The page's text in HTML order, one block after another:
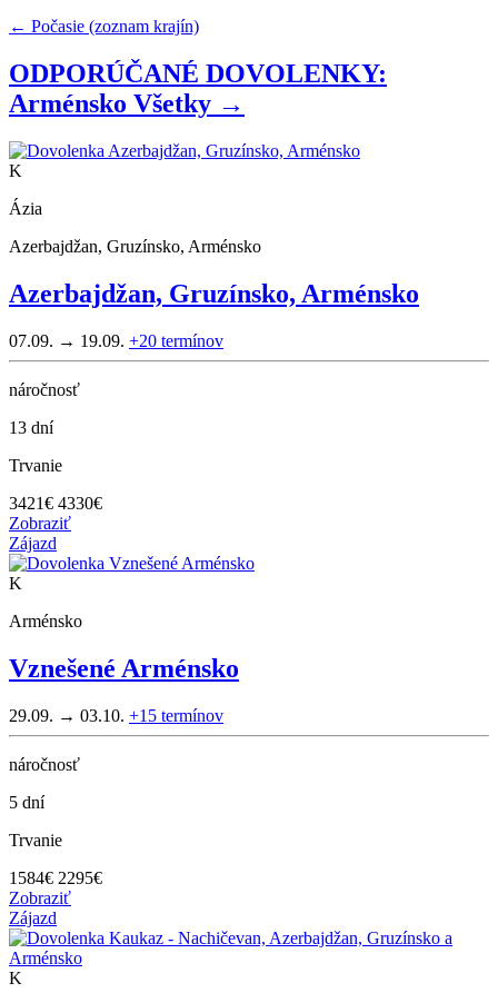
← Počasie (zoznam krajín)
ODPORÚČANÉ DOVOLENKY:
Arménsko Všetky →
K
Ázia
Azerbajdžan, Gruzínsko, Arménsko
Azerbajdžan, Gruzínsko, Arménsko
07.09. → 19.09. +20 termínov
náročnosť
13 dní
Trvanie
3421€ 4330€
Zobraziť
Zájazd
K
Arménsko
Vznešené Arménsko
29.09. → 03.10. +15 termínov
náročnosť
5 dní
Trvanie
1584€ 2295€
Zobraziť
Zájazd
K